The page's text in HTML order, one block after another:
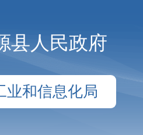
县人民政府
业和信息化局